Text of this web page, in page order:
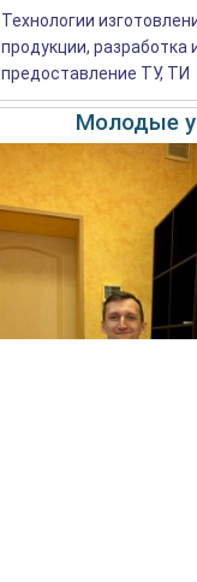
Технологии
продукции, разработка
предоставление ТУ, ТИ
Молодые